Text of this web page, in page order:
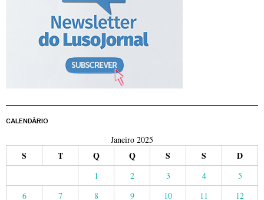
CALENDÁRIO
Janeiro 2025
S T Q Q S S D
1 2 3 4
5
6
7 8 9 10 11 12